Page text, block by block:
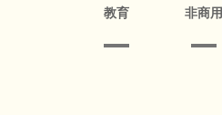
教育 非商用